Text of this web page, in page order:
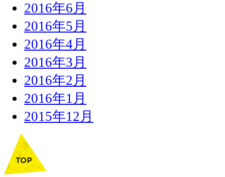
2016年6月
2016年5月
2016年4月
2016年3月
2016年2月
2016年1月
2015年12月